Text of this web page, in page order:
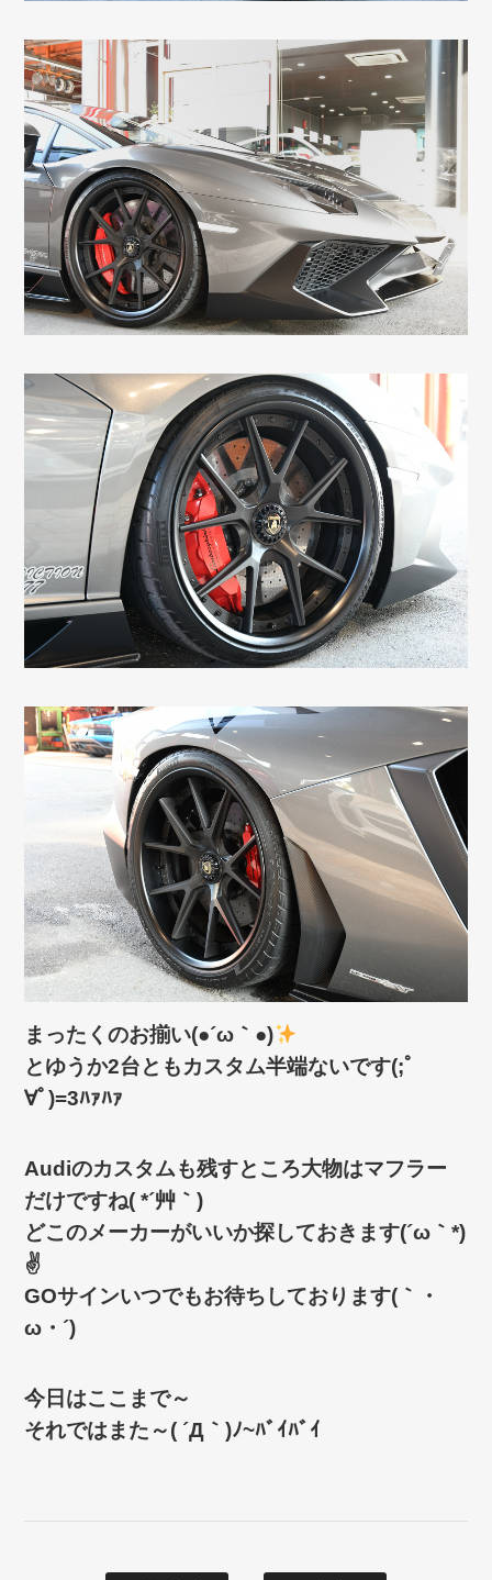
まったくのお揃い(●´ω｀●)
とゆうか2台ともカスタム半端ないです(;ﾟ
∀ﾟ)=3ﾊｧﾊｧ
Audiのカスタムも残すところ大物はマフラー
だけですね( *´艸｀)
どこのメーカーがいいか探しておきます(´ω｀*)
✌
GOサインいつでもお待ちしております(｀・
ω・´)ゞ
今日はここまで～
それではまた～( ´Д｀)ﾉ~ﾊﾞｲﾊﾞｲ